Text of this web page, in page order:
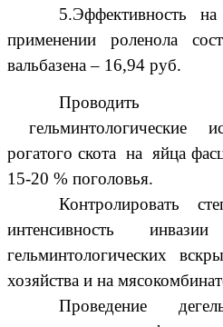
5.Эффективность
применении роленола
вальбазена – 16,94 руб.
Проводить
гельминтологические
рогатого скота на яйца
15-20 % поголовья.
Контролировать
интенсивность
гельминтологических
хозяйства и на
Проведение